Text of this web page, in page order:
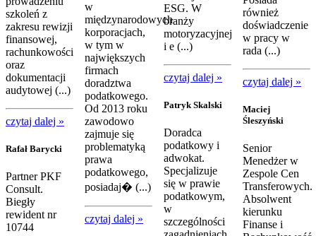
szkoleń z
zakresu rewizji
finansowej,
rachunkowości
oraz
dokumentacji
audytowej (...)
czytaj dalej »
Rafał Barycki
Partner PKF
Consult.
Biegły
rewident nr
10744
w
międzynarodowych
korporacjach,
w tym w
największych
firmach
doradztwa
podatkowego.
Od 2013 roku
zawodowo
zajmuje się
problematyką
prawa
podatkowego,
posiadaj� (...)
czytaj dalej »
ESG. W
branży
motoryzacyjnej
i e (...)
czytaj dalej »
Patryk Skalski
Doradca
podatkowy i
adwokat.
Specjalizuje
się w prawie
podatkowym,
w
szczególności
również
doświadczenie
w pracy w
rada (...)
czytaj dalej »
Maciej
Śleszyński
Senior
Menedżer w
Zespole Cen
Transferowych.
Absolwent
kierunku
Finanse i